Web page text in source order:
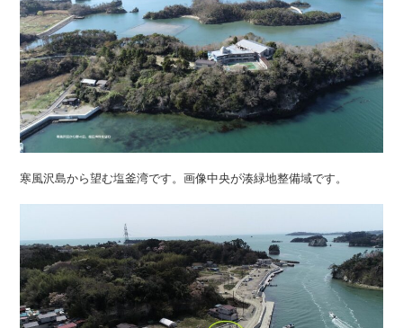
寒風沢島から望む塩釜湾です。画像中央が湊緑地整備域です。